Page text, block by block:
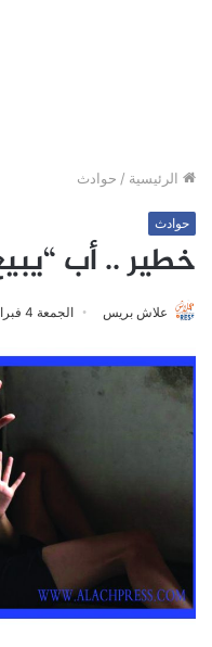
الرئيسية / حوادث
حوادث
خطير .. أب
علاش بريس الجمعة 4 فبراير 2022